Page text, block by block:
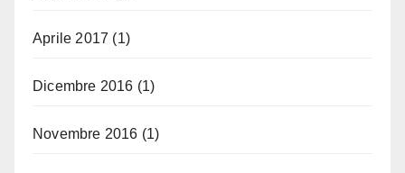
Aprile 2017 (1)
Dicembre 2016 (1)
Novembre 2016 (1)